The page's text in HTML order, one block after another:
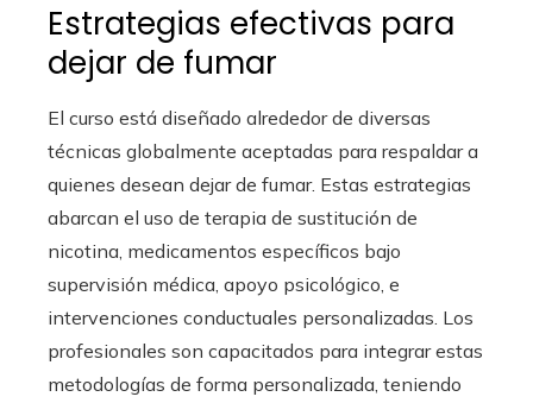
Estrategias efectivas para
dejar de fumar
El curso está diseñado alrededor de diversas
técnicas globalmente aceptadas para respaldar a
quienes desean dejar de fumar. Estas estrategias
abarcan el uso de terapia de sustitución de
nicotina, medicamentos específicos bajo
supervisión médica, apoyo psicológico, e
intervenciones conductuales personalizadas. Los
profesionales son capacitados para integrar estas
metodologías de forma personalizada, teniendo